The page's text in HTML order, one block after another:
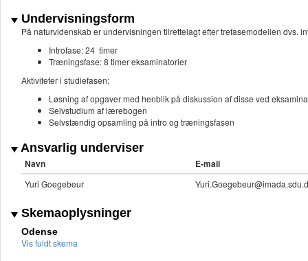
Undervisningsform
På naturvidenskab er undervisningen tilrettelagt efter trefasemodellen dvs.
Introfase: 24 timer
Træningsfase: 8 timer eksaminatorier
Aktiviteter i studiefasen:
Løsning af opgaver med henblik på diskussion af disse ved
Selvstudium af lærebogen
Selvstændig opsamling på intro og træningsfasen
Ansvarlig underviser
Navn E-mail
Yuri Goegebeur
Skemaoplysninger
Odense
Vis fuldt skema